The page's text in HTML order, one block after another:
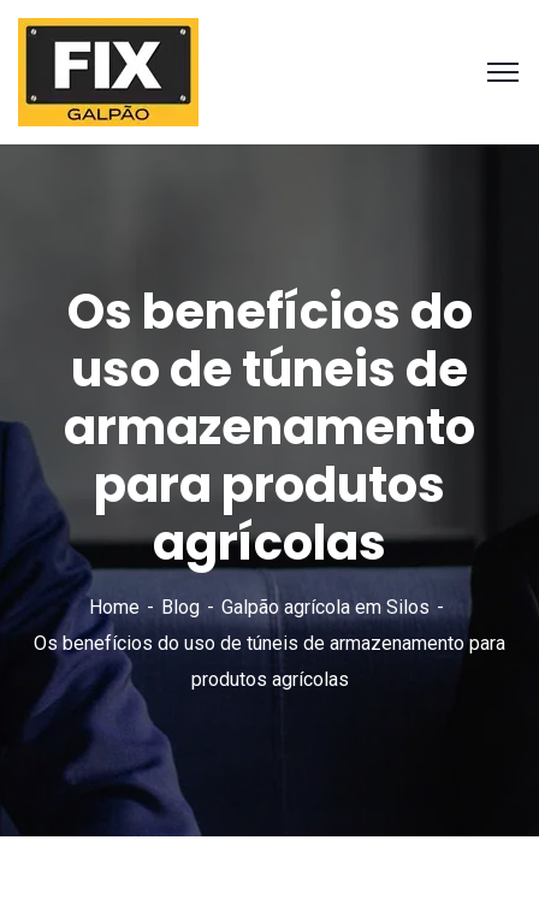
Os benefícios do
uso de túneis de
armazenamento
para produtos
agrícolas
Home Blog
Galpão agrícola em Silos
Os benefícios do uso de túneis de armazenamento para
produtos agrícolas